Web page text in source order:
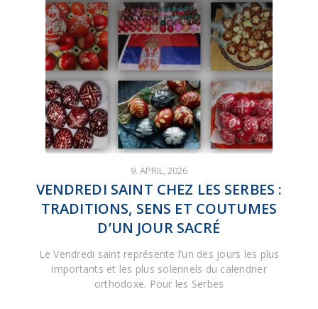
9. APRIL, 2026
VENDREDI SAINT CHEZ LES SERBES :
TRADITIONS, SENS ET COUTUMES
D’UN JOUR SACRÉ
Le Vendredi saint représente l’un des jours les plus
importants et les plus solennels du calendrier
orthodoxe. Pour les Serbes